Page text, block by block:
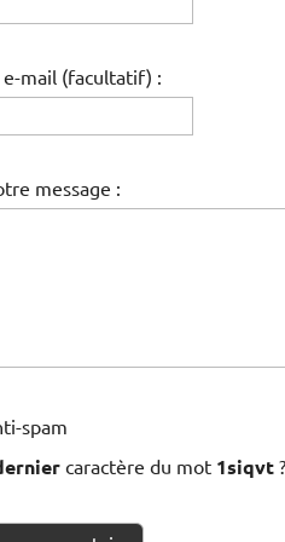
mail (facultatif) :
message :
spam
caractère du mot 1siqvt